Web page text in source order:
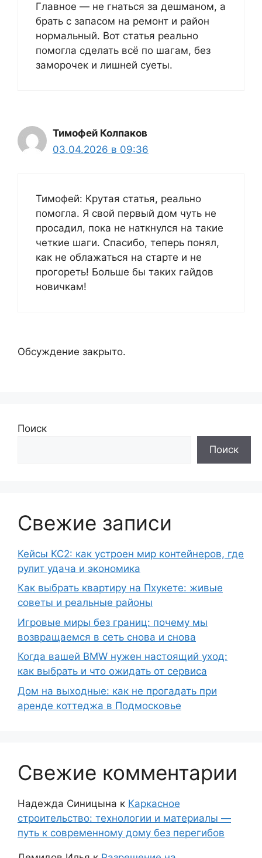
Главное — не гнаться за дешманом, а
брать с запасом на ремонт и район
нормальный. Вот статья реально
помогла сделать всё по шагам, без
заморочек и лишней суеты.
Тимофей Колпаков
03.04.2026 в 09:36
Тимофей: Крутая статья, реально
помогла. Я свой первый дом чуть не
просадил, пока не наткнулся на такие
четкие шаги. Спасибо, теперь понял,
как не облажаться на старте и не
прогореть! Больше бы таких гайдов
новичкам!
Обсуждение закрыто.
Поиск
Поиск
Свежие записи
Кейсы КС2: как устроен мир контейнеров, где
рулит удача и экономика
Как выбрать квартиру на Пхукете: живые
советы и реальные районы
Игровые миры без границ: почему мы
возвращаемся в сеть снова и снова
Когда вашей BMW нужен настоящий уход:
как выбрать и что ожидать от сервиса
Дом на выходные: как не прогадать при
аренде коттеджа в Подмосковье
Свежие комментарии
Надежда Синицына к Каркасное
строительство: технологии и материалы —
путь к современному дому без перегибов